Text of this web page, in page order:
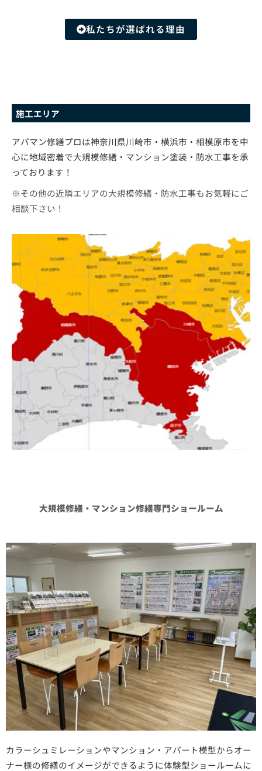
私たちが選ばれる理由
施工エリア
アパマン修繕プロは神奈川県川崎市・横浜市・相模原市を中
心に地域密着で大規模修繕・マンション塗装・防水工事を承
っております！
※その他の近隣エリアの大規模修繕・防水工事もお気軽にご
相談下さい！
大規模修繕・マンション修繕専門ショールーム
カラーシュミレーションやマンション・アパート模型からオー
ナー様の修繕のイメージができるように体験型ショールームに